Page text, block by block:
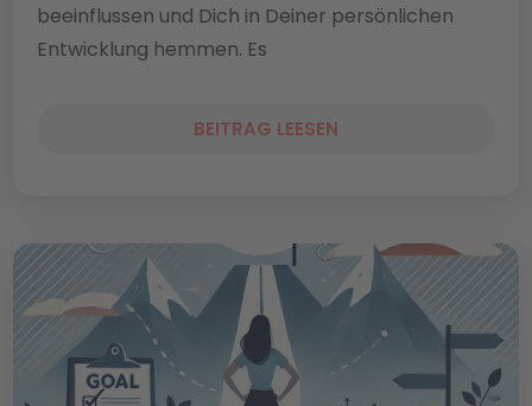
beeinflussen und Dich in Deiner persönlichen
Entwicklung hemmen. Es
BEITRAG LEESEN